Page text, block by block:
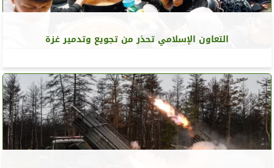
التعاون الإسلامي تحذر من تجويع وتدمير غزة